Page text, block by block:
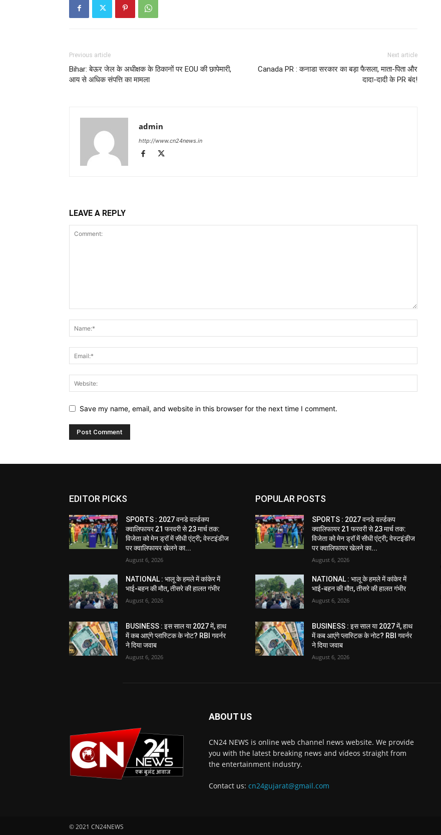
Previous article
Bihar: बेऊर जेल के अधीक्षक के ठिकानों पर EOU की छापेमारी,
आय से अधिक संपत्ति का मामला
Next article
Canada PR : कनाडा सरकार का बड़ा फैसला, माता-पिता और
दादा-दादी के PR बंद!
admin
http://www.cn24news.in
LEAVE A REPLY
Save my name, email, and website in this browser for the next time I comment.
EDITOR PICKS
SPORTS : 2027 वनडे वर्ल्डकप
क्वालिफायर 21 फरवरी से 23 मार्च तक:
विजेता को मेन ड्रॉ में सीधी एंट्री; वेस्टइंडीज
पर क्वालिफायर खेलने का...
August 6, 2026
NATIONAL : भालू के हमले में कांकेर में
भाई-बहन की मौत, तीसरे की हालत गंभीर
August 6, 2026
BUSINESS : इस साल या 2027 में, हाथ
में कब आएंगे प्लास्टिक के नोट? RBI गवर्नर
ने दिया जवाब
August 6, 2026
POPULAR POSTS
SPORTS : 2027 वनडे वर्ल्डकप
क्वालिफायर 21 फरवरी से 23 मार्च तक:
विजेता को मेन ड्रॉ में सीधी एंट्री; वेस्टइंडीज
पर क्वालिफायर खेलने का...
August 6, 2026
NATIONAL : भालू के हमले में कांकेर में
भाई-बहन की मौत, तीसरे की हालत गंभीर
August 6, 2026
BUSINESS : इस साल या 2027 में, हाथ
में कब आएंगे प्लास्टिक के नोट? RBI गवर्नर
ने दिया जवाब
August 6, 2026
ABOUT US
CN24 NEWS is online web channel news website. We provide
you with the latest breaking news and videos straight from
the entertainment industry.
Contact us: cn24gujarat@gmail.com
© 2021 CN24NEWS